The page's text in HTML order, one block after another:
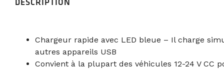
Chargeur rapide avec LED bleue – Il charge
autres appareils USB
Convient à la plupart des véhicules 12-24 V